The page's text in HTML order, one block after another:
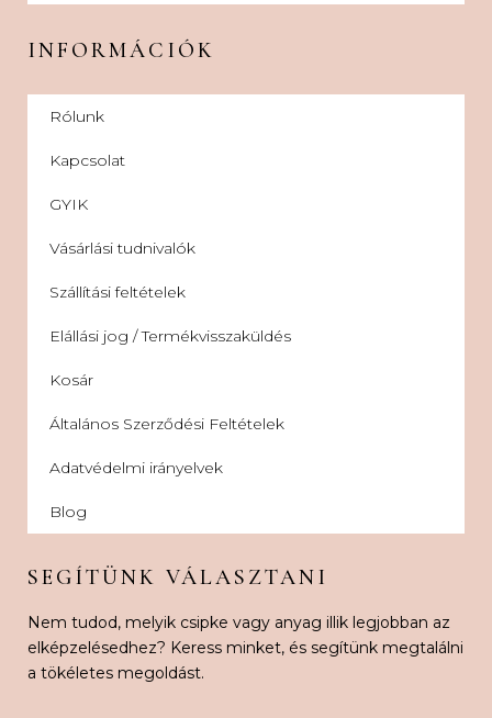
INFORMÁCIÓK
Rólunk
Kapcsolat
GYIK
Vásárlási tudnivalók
Szállítási feltételek
Elállási jog / Termékvisszaküldés
Kosár
Általános Szerződési Feltételek
Adatvédelmi irányelvek
Blog
SEGÍTÜNK VÁLASZTANI
Nem tudod, melyik csipke vagy anyag illik legjobban az
elképzelésedhez? Keress minket, és segítünk megtalálni
a tökéletes megoldást.